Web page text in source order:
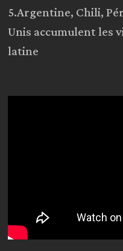
5.Argentine, Chili,
Unis accumulent les
latine